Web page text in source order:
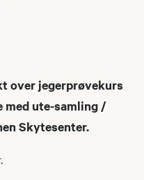
over jegerprøvekurs
med ute-samling /
Skytesenter.